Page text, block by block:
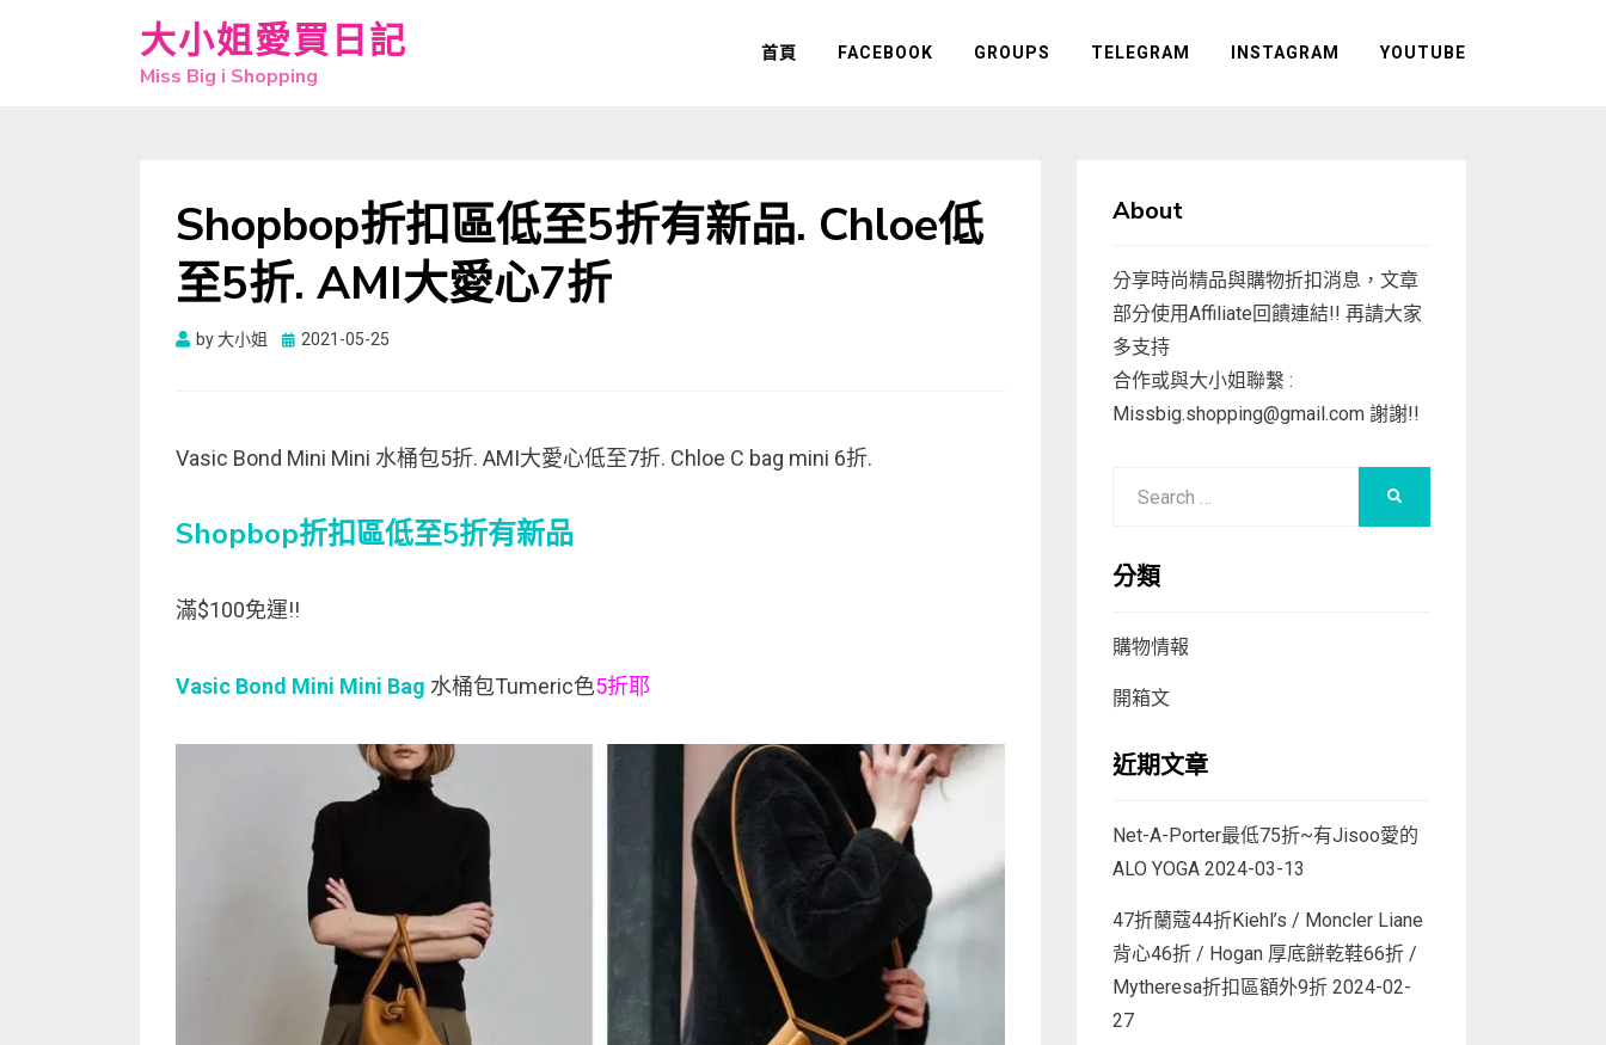
大小姐愛買日記
Miss Big i Shopping
首頁 FACEBOOK GROUPS TELEGRAM INSTAGRAM YOUTUBE
Shopbop折扣區低至5折有新品. Chloe低
至5折. AMI大愛心7折
by大小姐
Posted
2021-05-25
Vasic Bond Mini Mini 水桶包5折. AMI大愛心低至7折. Chloe C bag mini 6折.
Shopbop折扣區低至5折有新品
滿$100免運!!
Vasic Bond Mini Mini Bag 水桶包Tumeric色5折耶
About
分享時尚精品與購物折扣消息，文章
部分使用Affiliate回饋連結!! 再請大家
多支持
合作或與大小姐聯繫 :
Missbig.shopping@gmail.com謝謝!!
分類
購物情報
開箱文
近期文章
Net-A-Porter最低75折~有Jisoo愛的
ALO YOGA 2024-03-13
47折蘭蔻44折Kiehl’s / Moncler Liane
背心46折 / Hogan 厚底餅乾鞋66折 /
Mytheresa折扣區額外9折 2024-02-
27